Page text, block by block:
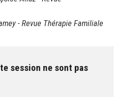
-Revue Thérapie Familiale
session ne sont pas